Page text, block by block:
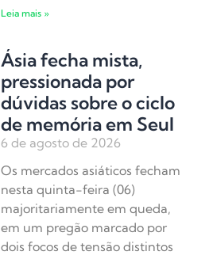
Leia mais »
Ásia fecha mista,
pressionada por
dúvidas sobre o ciclo
de memória em Seul
6 de agosto de 2026
Os mercados asiáticos fecham
nesta quinta-feira (06)
majoritariamente em queda,
em um pregão marcado por
dois focos de tensão distintos